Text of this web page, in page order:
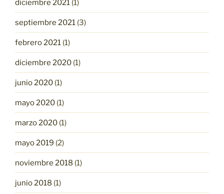
diciembre 2021 (1)
septiembre 2021 (3)
febrero 2021 (1)
diciembre 2020 (1)
junio 2020 (1)
mayo 2020 (1)
marzo 2020 (1)
mayo 2019 (2)
noviembre 2018 (1)
junio 2018 (1)